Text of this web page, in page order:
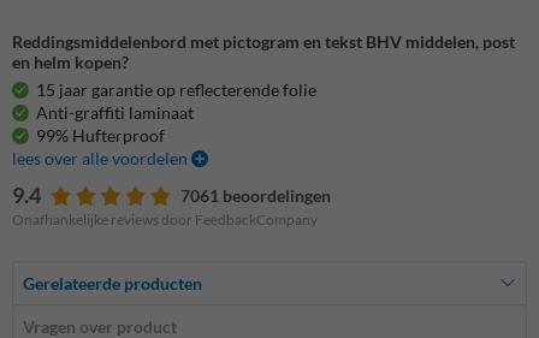
Reddingsmiddelenbord met pictogram en tekst BHV middelen, post
en helm kopen?
15 jaar garantie op reflecterende folie
Anti-graffiti laminaat
99% Hufterproof
lees over alle voordelen
9.4 7061 beoordelingen
Onafhankelijke reviews door FeedbackCompany
Gerelateerde producten
Vragen over product